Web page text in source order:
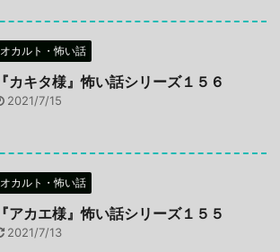
オカルト・怖い話
『カキタ様』怖い話シリーズ１５６
2021/7/15
オカルト・怖い話
『アカエ様』怖い話シリーズ１５５
2021/7/13